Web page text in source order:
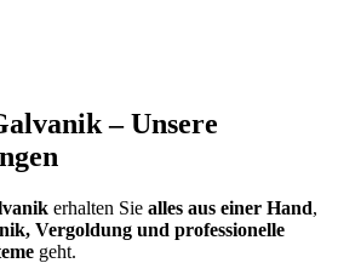
– Unsere
erhalten Sie alles aus einer Hand,
Vergoldung und professionelle
geht.